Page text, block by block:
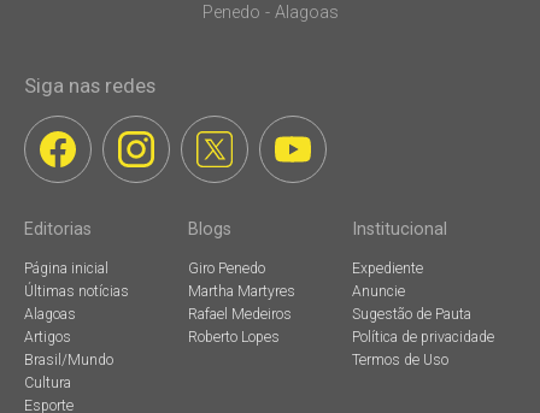
Penedo - Alagoas
Siga nas redes
Editorias
Página inicial
Últimas notícias
Alagoas
Artigos
Brasil/Mundo
Cultura
Esporte
Blogs
Giro Penedo
Martha Martyres
Rafael Medeiros
Roberto Lopes
Institucional
Expediente
Anuncie
Sugestão de Pauta
Política de privacidade
Termos de Uso